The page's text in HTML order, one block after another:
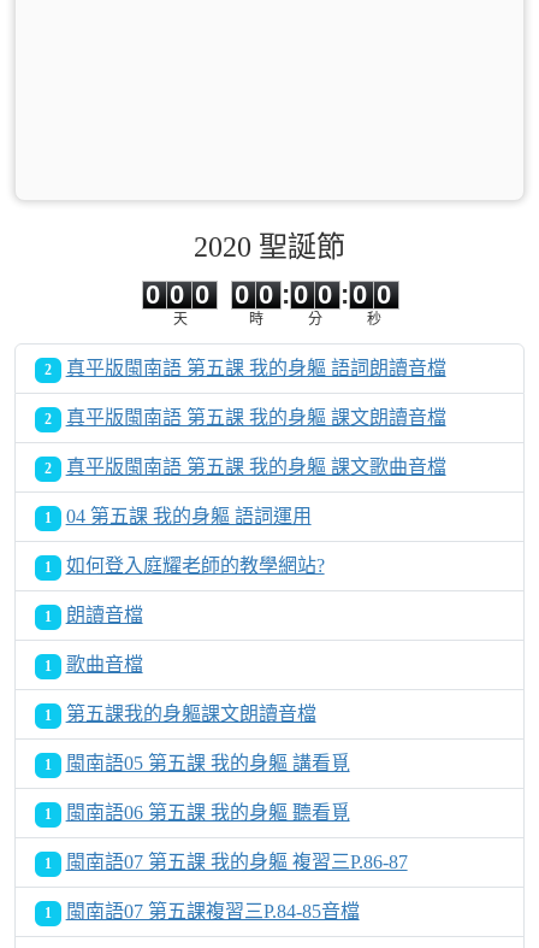
2020 聖誕節
0 0 0
天
0
0
0
時
:
0
0
0
0
分
:0 0
秒
2 真平版閩南語 第五課 我的身軀 語詞朗讀音檔
2 真平版閩南語 第五課 我的身軀 課文朗讀音檔
2 真平版閩南語 第五課 我的身軀 課文歌曲音檔
1 04 第五課 我的身軀 語詞運用
1 如何登入庭耀老師的教學網站?
1 朗讀音檔
1 歌曲音檔
1 第五課我的身軀課文朗讀音檔
1 閩南語05 第五課 我的身軀 講看覓
1 閩南語06 第五課 我的身軀 聽看覓
1 閩南語07 第五課 我的身軀 複習三P.86-87
1 閩南語07 第五課複習三P.84-85音檔